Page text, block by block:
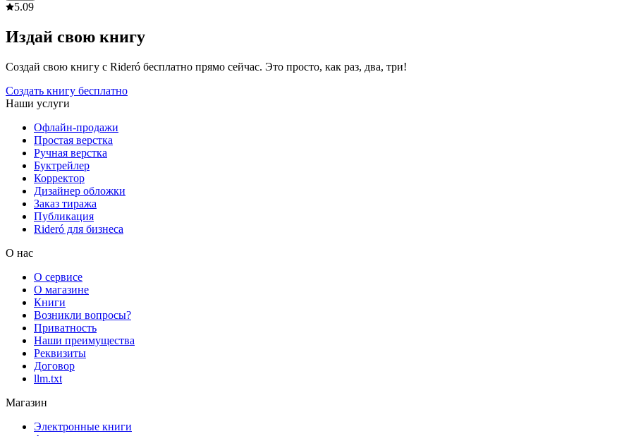
5.09
Издай свою книгу
Создай свою книгу с Rideró бесплатно прямо сейчас. Это просто, как раз, два, три!
Создать книгу бесплатно
Наши услуги
Офлайн-продажи
Простая верстка
Ручная верстка
Буктрейлер
Корректор
Дизайнер обложки
Заказ тиража
Публикация
Rideró для бизнеса
О нас
О сервисе
О магазине
Книги
Возникли вопросы?
Приватность
Наши преимущества
Реквизиты
Договор
llm.txt
Магазин
Электронные книги